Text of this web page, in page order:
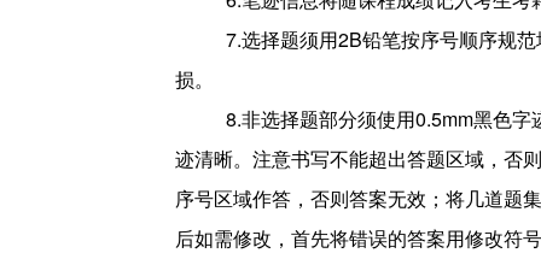
7.选择题须用2B铅笔按序号顺序规
损。
8.非选择题部分须使用0.5mm黑色
迹清晰。注意书写不能超出答题区域，否
序号区域作答，否则答案无效；将几道题
后如需修改，首先将错误的答案用修改符